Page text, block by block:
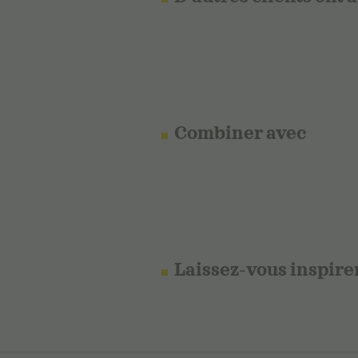
Combiner avec
Laissez-vous